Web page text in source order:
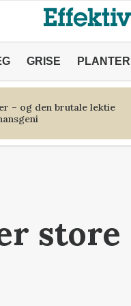
GRISE PLANTER
– og den brutale lektie